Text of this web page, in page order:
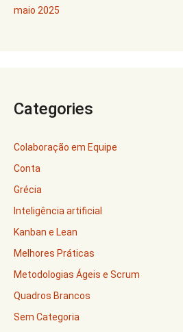
maio 2025
Categories
Colaboração em Equipe
Conta
Grécia
Inteligência artificial
Kanban e Lean
Melhores Práticas
Metodologias Ágeis e Scrum
Quadros Brancos
Sem Categoria